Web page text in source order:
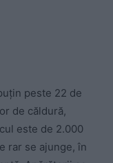
peste 22 de
de căldură,
este de 2.000
rar se ajunge, în